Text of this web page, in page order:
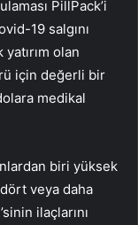
PillPack’i
19 salgını
yatırım olan
için değerli bir
medikal
biri yüksek
veya daha
ilaçlarını